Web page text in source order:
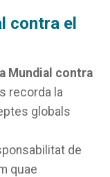
contra el
Mundial contra
recorda la
globals
de
quae